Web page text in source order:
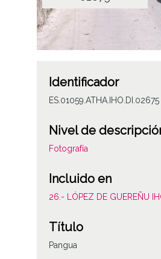
Identificador
ES.01059.ATHA.IHO.DI.02675
Nivel de
Fotografía
Incluido en
26.- LÓPEZ DE GUEREÑU
Título
Pangua